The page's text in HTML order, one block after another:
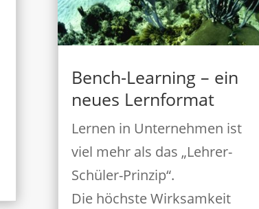
Bench-Learning – ein
neues Lernformat
Lernen in Unternehmen ist
viel mehr als das „Lehrer-
Schüler-Prinzip“.
Die höchste Wirksamkeit